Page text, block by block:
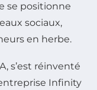
se positionne
sociaux,
en herbe.
s’est réinventé
Infinity